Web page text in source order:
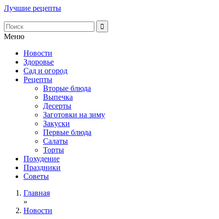
Лучшие рецепты
Меню
Новости
Здоровье
Сад и огород
Рецепты
Вторые блюда
Выпечка
Десерты
Заготовки на зиму
Закуски
Первые блюда
Салаты
Торты
Похудение
Праздники
Советы
Главная
»
Новости